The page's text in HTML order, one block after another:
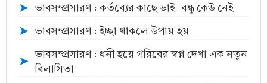
➤ ভাবসম্প্রসারণ : কর্তব্যের কাছে ভাই-বন্ধু কেউ নেই
➤ ভাবসম্প্রসারণ : ইচ্ছা থাকলে উপায় হয়
➤
ভাবসম্প্রসারণ : ধনী হয়ে গরিবের স্বপ্ন দেখা এক নতুন
বিলাসিতা